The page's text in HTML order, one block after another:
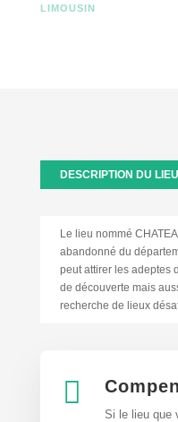
LIMOUSIN
DESCRIPTION DU LIEU
Le lieu nommé
abandonné du
peut attirer les adeptes
de découverte mais
recherche de lieux

Si le lieu que